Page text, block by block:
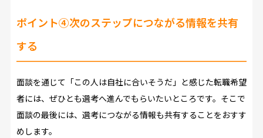
ポイント④次のステップにつながる情報を共有
する
面談を通じて「この人は自社に合いそうだ」と感じた転職希望
者には、ぜひとも選考へ進んでもらいたいところです。そこで
面談の最後には、選考につながる情報も共有することをおすす
めします。